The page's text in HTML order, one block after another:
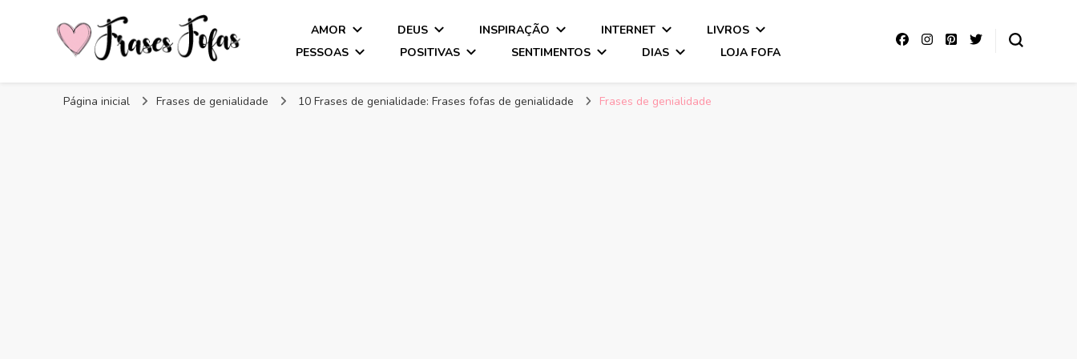
Frases Fofas
AMOR DEUS INSPIRAÇÃO INTERNET
LIVROS
PESSOAS
POSITIVAS SENTIMENTOS DIAS LOJA FOFA
Página inicial Frases de genialidade 10 Frases de genialidade: Frases fofas de genialidade Frases de genialidade